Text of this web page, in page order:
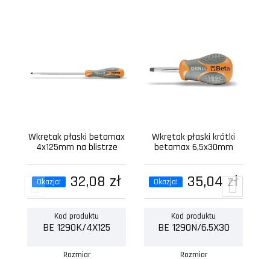
Wkrętak płaski betamax
4x125mm na blistrze
Okazja! 32,08 zł
Kod produktu
BE 1290K/4X125
Rozmiar
Wkrętak płaski krótki
betamax 6,5x30mm
Okazja! 35,04 zł
Kod produktu
BE 1290N/6.5X30
Rozmiar